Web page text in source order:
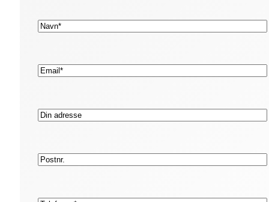
Navn*
E-
mail*
Adresse
Postnr.
Telefon*